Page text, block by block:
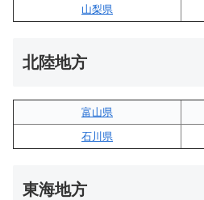
山梨県
北陸地方
富山県
石川県
東海地方